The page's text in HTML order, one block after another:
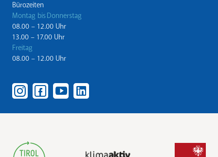
Bürozeiten
Montag bis Donnerstag
08.00 – 12.00 Uhr
13.00 – 17.00 Uhr
Freitag
08.00 – 12.00 Uhr